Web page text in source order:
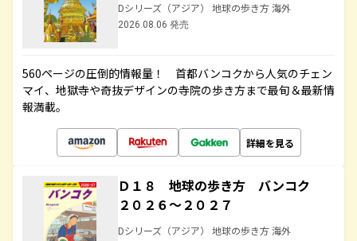
Dシリーズ（アジア） 地球の歩き方 海外
2026.08.06 発売
560ページの圧倒的情報量！ 首都バンコクから人気のチェン
マイ、地獄寺や奇抜デザインの寺院の歩き方まで最旬＆最新情
報満載。
詳細を見る
Ｄ１８ 地球の歩き方 バンコク
２０２６～２０２７
Dシリーズ（アジア） 地球の歩き方 海外